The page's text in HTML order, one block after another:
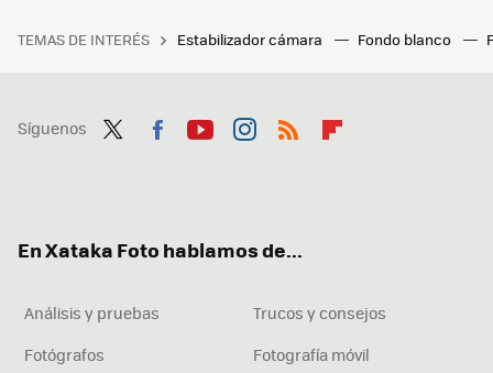
TEMAS DE INTERÉS Estabilizador cámara Fondo blanco
Síguenos
En Xataka Foto hablamos de...
Análisis y pruebas
Trucos y consejos
Fotógrafos
Fotografía móvil